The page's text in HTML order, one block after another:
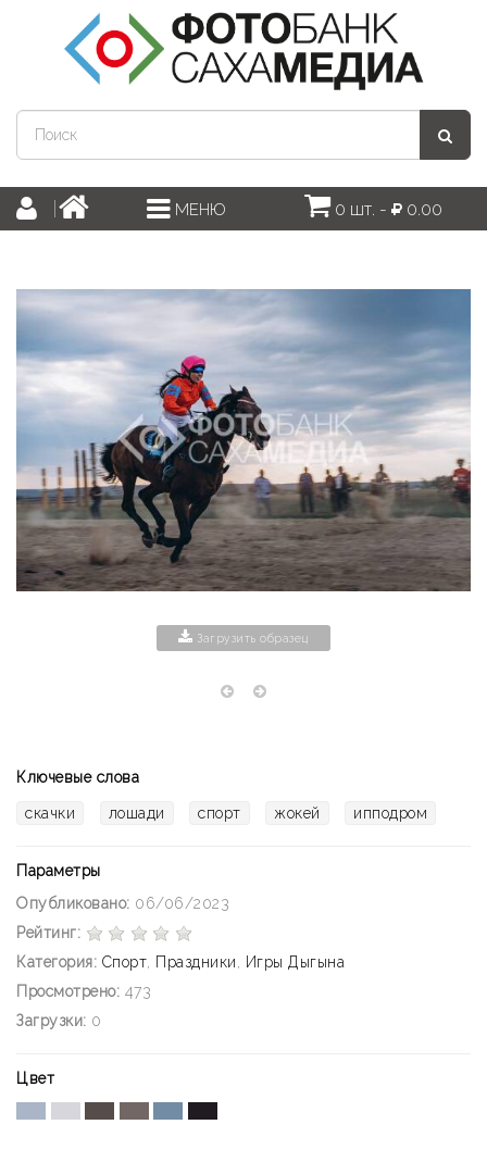
МЕНЮ 0 шт. - 0.00
Загрузить образец
Ключевые слова
скачки лошади спорт жокей ипподром
Параметры
Опубликовано: 06/06/2023
Рейтинг:
Категория: Спорт Праздники
Игры Дыгына
Просмотрено: 473
Загрузки: 0
Цвет